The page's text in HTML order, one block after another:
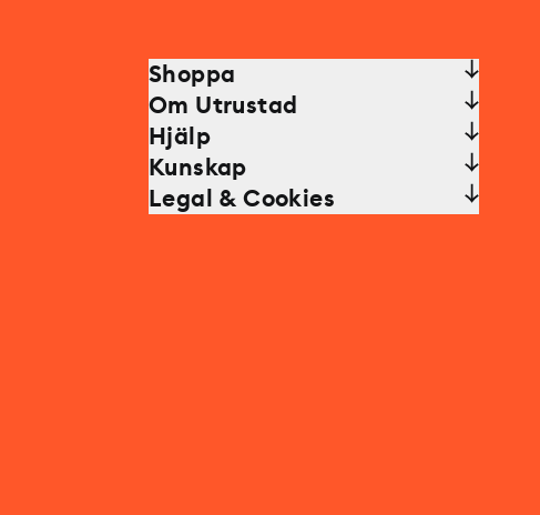
Shoppa
Om Utrustad
Hjälp
Kunskap
Legal & Cookies